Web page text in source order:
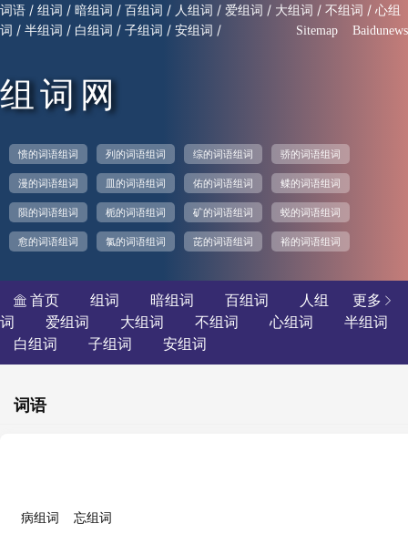
词语 / 组词 / 暗组词 / 百组词 / 人组词 / 爱组词 / 大组词 / 不组词 / 心组
词 / 半组词 / 白组词 / 子组词 / 安组词 / Sitemap Baidunews
组词网
愦的词语组词 列的词语组词 综的词语组词 骄的词语组词
漫的词语组词 皿的词语组词 佑的词语组词 鲽的词语组词
陨的词语组词 栀的词语组词 矿的词语组词 蜕的词语组词
愈的词语组词 氯的词语组词 芘的词语组词 裕的词语组词
更多 
 首页 组词 暗组词 百组词
人组
词
爱组词 大组词 不组词 心组词
半组词
白组词
子组词 安组词
词语
病组词 忘组词